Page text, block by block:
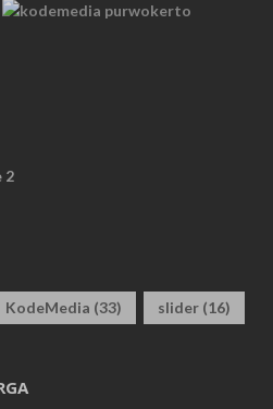
2
KodeMedia (33) slider (16)